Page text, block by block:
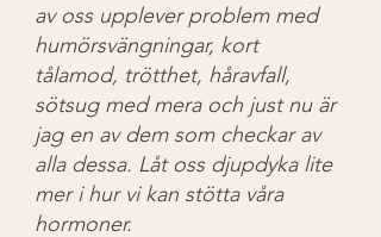
av oss upplever problem med
humörsvängningar, kort
tålamod, trötthet, håravfall,
sötsug med mera och just nu är
jag en av dem som checkar av
alla dessa. Låt oss djupdyka lite
mer i hur vi kan stötta våra
hormoner.